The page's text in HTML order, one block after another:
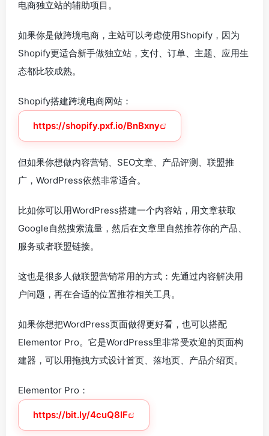
电商独立站的辅助项目。
如果你是做跨境电商，主站可以考虑使用Shopify，因为
Shopify更适合新手做独立站，支付、订单、主题、应用生
态都比较成熟。
Shopify搭建跨境电商网站：
https://shopify.pxf.io/BnBxny
但如果你想做内容营销、SEO文章、产品评测、联盟推
广，WordPress依然非常适合。
比如你可以用WordPress搭建一个内容站，用文章获取
Google自然搜索流量，然后在文章里自然推荐你的产品、
服务或者联盟链接。
这也是很多人做联盟营销常用的方式：先通过内容解决用
户问题，再在合适的位置推荐相关工具。
如果你想把WordPress页面做得更好看，也可以搭配
Elementor Pro。它是WordPress里非常受欢迎的页面构
建器，可以用拖拽方式设计首页、落地页、产品介绍页。
Elementor Pro：
https://bit.ly/4cuQ8IF